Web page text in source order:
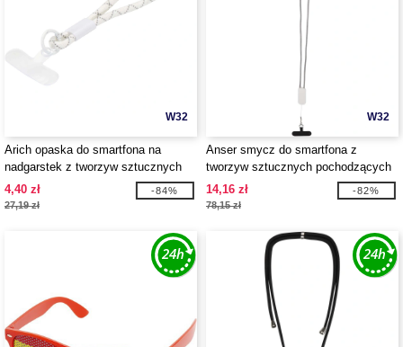
W32
Arich opaska do smartfona na
nadgarstek z tworzyw sztucznych
pochodzących z recyklingu -
EgotierPro 124488
4,40 zł
27,19 zł
-84%
W32
Anser smycz do smartfona z
tworzyw sztucznych pochodzących
z recyklingu z wbudowanym kablem
5 w 1 obsługującym moc 27 W -
14,16 zł
78,15 zł
-82%